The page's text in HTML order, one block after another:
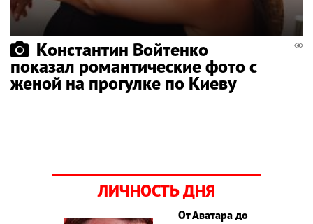
Константин Войтенко
показал романтические фото с
женой на прогулке по Киеву
ЛИЧНОСТЬ ДНЯ
От Аватара до